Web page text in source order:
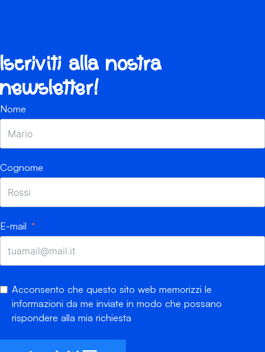
Iscriviti alla nostra
newsletter!
Nome
Cognome
E-mail
Acconsento che questo sito web memorizzi le
informazioni da me inviate in modo che possano
rispondere alla mia richiesta